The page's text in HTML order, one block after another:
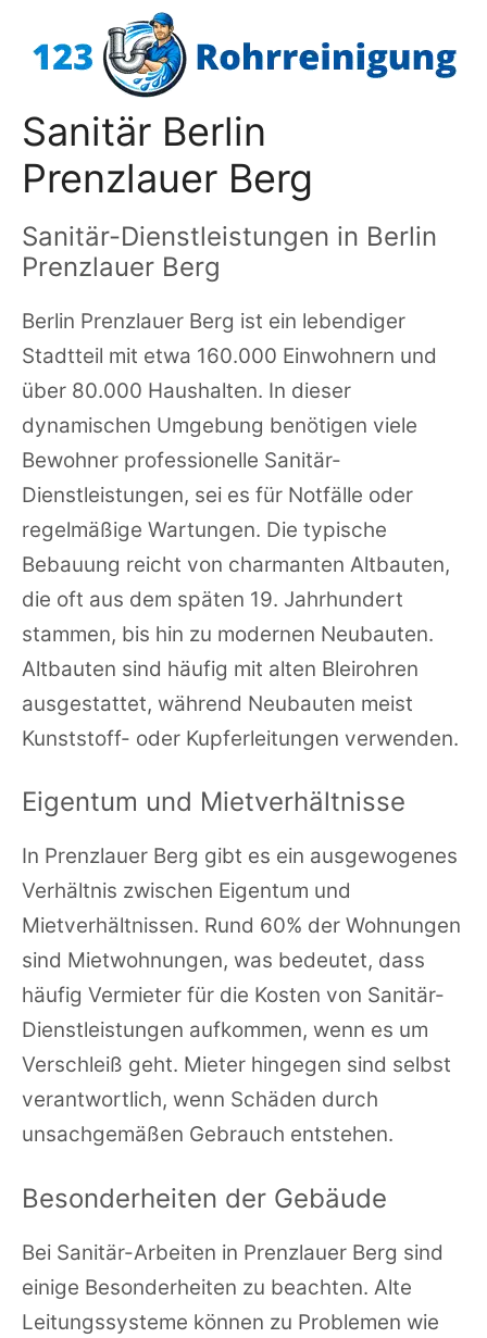
Inhalt
Sanitär Berlin
Prenzlauer Berg
Sanitär-Dienstleistungen in Berlin
Prenzlauer Berg
Berlin Prenzlauer Berg ist ein lebendiger
Stadtteil mit etwa 160.000 Einwohnern und
über 80.000 Haushalten. In dieser
dynamischen Umgebung benötigen viele
Bewohner professionelle Sanitär-
Dienstleistungen, sei es für Notfälle oder
regelmäßige Wartungen. Die typische
Bebauung reicht von charmanten Altbauten,
die oft aus dem späten 19. Jahrhundert
stammen, bis hin zu modernen Neubauten.
Altbauten sind häufig mit alten Bleirohren
ausgestattet, während Neubauten meist
Kunststoff- oder Kupferleitungen verwenden.
Eigentum und Mietverhältnisse
In Prenzlauer Berg gibt es ein ausgewogenes
Verhältnis zwischen Eigentum und
Mietverhältnissen. Rund 60% der Wohnungen
sind Mietwohnungen, was bedeutet, dass
häufig Vermieter für die Kosten von Sanitär-
Dienstleistungen aufkommen, wenn es um
Verschleiß geht. Mieter hingegen sind selbst
verantwortlich, wenn Schäden durch
unsachgemäßen Gebrauch entstehen.
Besonderheiten der Gebäude
Bei Sanitär-Arbeiten in Prenzlauer Berg sind
einige Besonderheiten zu beachten. Alte
Leitungssysteme können zu Problemen wie